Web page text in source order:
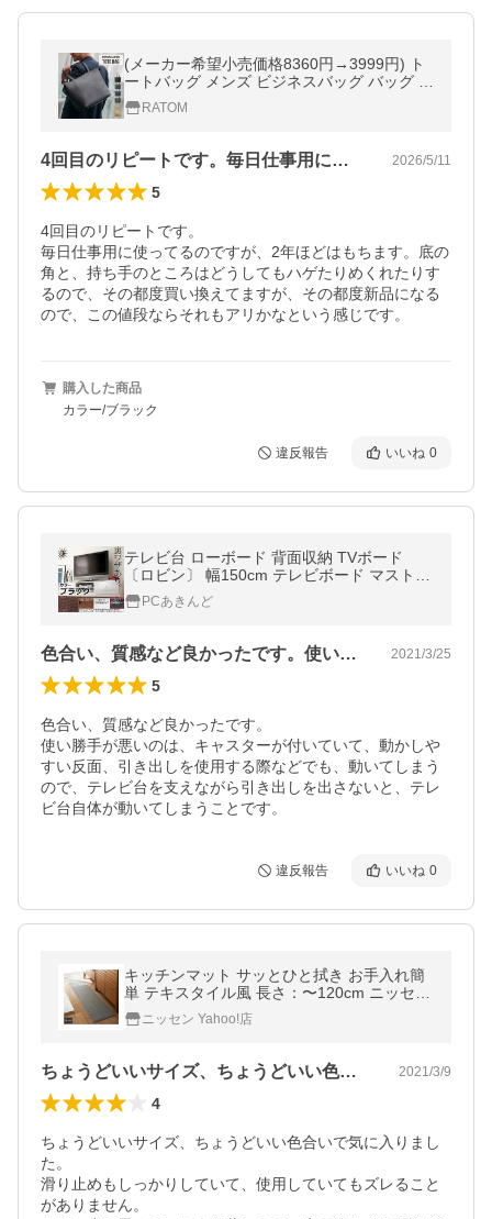
(メーカー希望小売価格8360円→3999円) ト
ートバッグ メンズ ビジネスバッグ バッグ カ
バン メンズバッグ ビジネストートバッグ レ
ザー 50代 40代 送料無料 爆買
RATOM
4回目のリピートです。毎日仕事用に使っ… 2026/5/11
5
4回目のリピートです。
毎日仕事用に使ってるのですが、2年ほどはもちます。底の
角と、持ち手のところはどうしてもハゲたりめくれたりす
るので、その都度買い換えてますが、その都度新品になる
ので、この値段ならそれもアリかなという感じです。
購入した商品
カラー/ブラック
違反報告 いいね 0
テレビ台 ローボード 背面収納 TVボード
〔ロビン〕 幅150cm テレビボード マストバ
イ M0600002-BK ブラック
PCあきんど
色合い、質感など良かったです。使い勝手… 2021/3/25
5
色合い、質感など良かったです。
使い勝手が悪いのは、キャスターが付いていて、動かしや
すい反面、引き出しを使用する際などでも、動いてしまう
ので、テレビ台を支えながら引き出しを出さないと、テレ
ビ台自体が動いてしまうことです。
違反報告 いいね 0
キッチンマット サッとひと拭き お手入れ簡
単 テキスタイル風 長さ：〜120cm ニッセン
nissenニッセン Yahoo!店
ちょうどいいサイズ、ちょうどいい色合い… 2021/3/9
4
ちょうどいいサイズ、ちょうどいい色合いで気に入りまし
た。
滑り止めもしっかりしていて、使用していてもズレること
がありません。